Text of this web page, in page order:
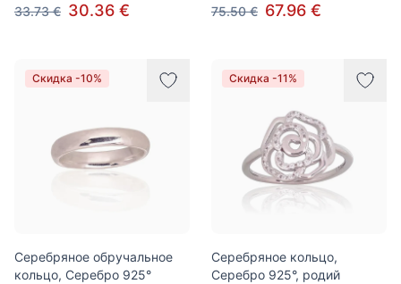
33.73 € 30.36 €
75.50 € 67.96 €
Скидка -10%
Серебряное обручальное
кольцо, Серебро 925°
Скидка -11%
Серебряное кольцо,
Серебро 925°, родий